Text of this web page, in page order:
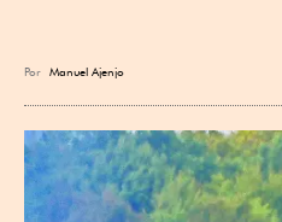
Por Manuel Ajenjo